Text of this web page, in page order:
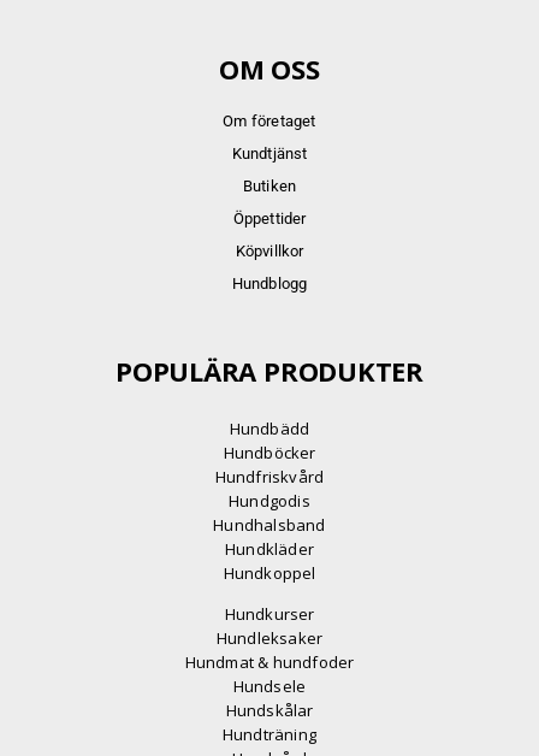
OM OSS
Om företaget
Kundtjänst
Butiken
Öppettider
Köpvillkor
Hundblogg
POPULÄRA PRODUKTER
Hundbädd
Hundböcker
Hundfriskvård
Hundgodis
Hundhalsband
Hundkläder
Hundkoppel
Hundkurser
Hundleksaker
Hundmat & hundfoder
Hundsele
Hundskålar
Hundträning